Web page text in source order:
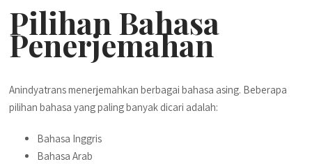
Pilihan Bahasa
Penerjemahan
Anindyatrans menerjemahkan berbagai bahasa asing. Beberapa
pilihan bahasa yang paling banyak dicari adalah:
Bahasa Inggris
Bahasa Arab